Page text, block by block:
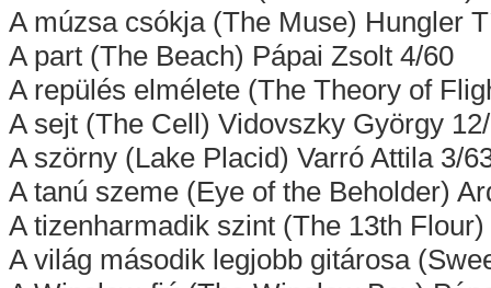
A múzsa csókja (The Muse) Hungler
A part (The Beach) Pápai Zsolt 4/60
A repülés elmélete (The Theory of
A sejt (The Cell) Vidovszky György
A szörny (Lake Placid) Varró Attila 3/
A tanú szeme (Eye of the Beholder)
A tizenharmadik szint (The 13th
A világ második legjobb gitárosa